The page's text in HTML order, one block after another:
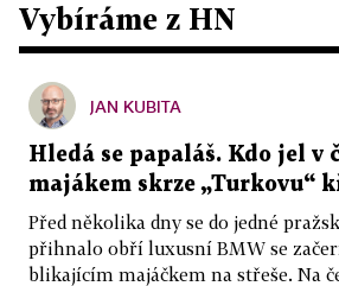
Vybíráme z HN
JAN KUBITA
Hledá se papaláš. Kdo jel v
majákem skrze „Turkovu“
Před několika dny se do jedné
přihnalo obří luxusní BMW se
blikajícím majáčkem na střeše. Na